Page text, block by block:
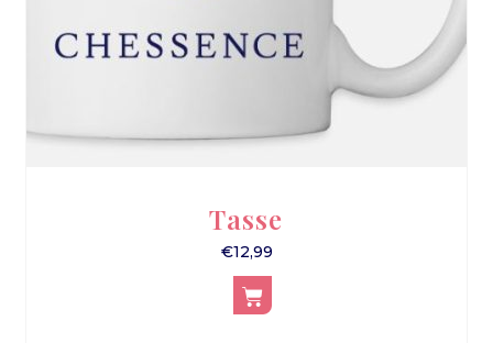
Tasse
€12,99